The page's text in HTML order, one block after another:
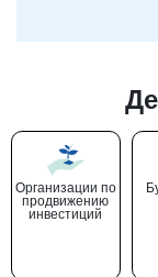
Организации по
продвижению
инвестиций